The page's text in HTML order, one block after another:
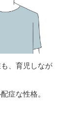
、育児しなが
症な性格。